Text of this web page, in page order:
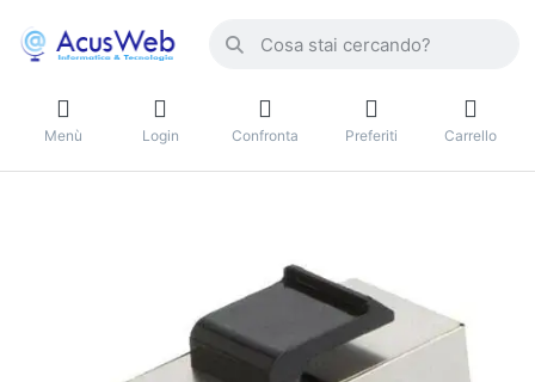
Menù Login Confronta Preferiti Carrello